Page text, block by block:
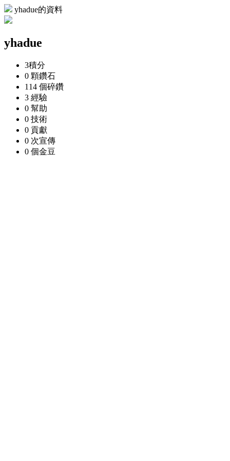
yhadue的資料
yhadue
3積分
0 顆鑽石
114 個碎鑽
3 經驗
0 幫助
0 技術
0 貢獻
0 次宣傳
0 個金豆